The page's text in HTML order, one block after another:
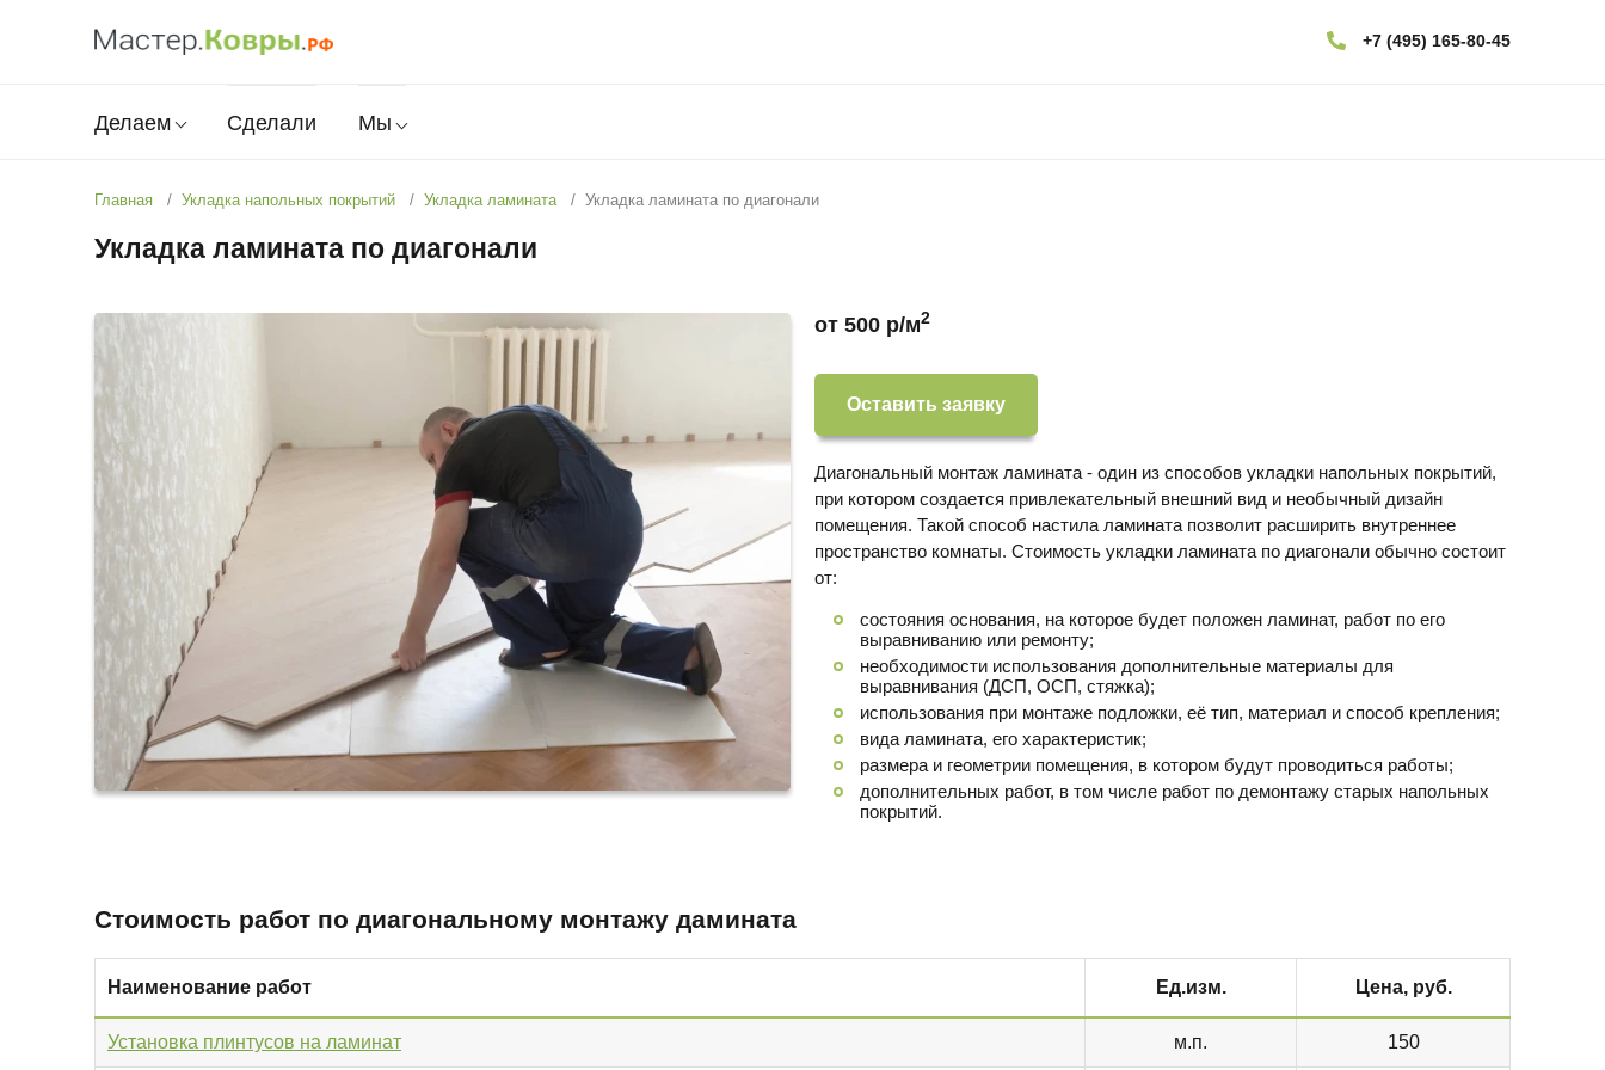
+7 (495) 165-80-45
Делаем Сделали Мы
Главная Укладка напольных покрытий Укладка ламината Укладка ламината по диагонали
Укладка ламината по диагонали
от 500 р/м2
Оставить заявку
Диагональный монтаж ламината - один из способов укладки напольных покрытий,
при котором создается привлекательный внешний вид и необычный дизайн
помещения. Такой способ настила ламината позволит расширить внутреннее
пространство комнаты. Стоимость укладки ламината по диагонали обычно состоит
от:
состояния основания, на которое будет положен ламинат, работ по его
выравниванию или ремонту;
необходимости использования дополнительные материалы для
выравнивания (ДСП, ОСП, стяжка);
использования при монтаже подложки, её тип, материал и способ крепления;
вида ламината, его характеристик;
размера и геометрии помещения, в котором будут проводиться работы;
дополнительных работ, в том числе работ по демонтажу старых напольных
покрытий.
Стоимость работ по диагональному монтажу дамината
Наименование работ Ед.изм. Цена, руб.
Установка плинтусов на ламинат м.п. 150